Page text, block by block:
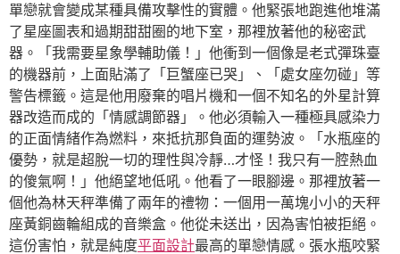
單戀就會變成某種具備攻擊性的實體。他緊張地跑進他堆滿
了星座圖表和過期甜甜圈的地下室，那裡放著他的秘密武
器。「我需要星象學輔助儀！」他衝到一個像是老式彈珠臺
的機器前，上面貼滿了「巨蟹座已哭」、「處女座勿碰」等
警告標籤。這是他用廢棄的唱片機和一個不知名的外星計算
器改造而成的「情感調節器」。他必須輸入一種極具感染力
的正面情緒作為燃料，來抵抗那負面的運勢波。「水瓶座的
優勢，就是超脫一切的理性與冷靜…才怪！我只有一腔熱血
的傻氣啊！」他絕望地低吼。他看了一眼腳邊。那裡放著一
個他為林天秤準備了兩年的禮物：一個用一萬塊小小的天秤
座黃銅齒輪組成的音樂盒。他從未送出，因為害怕被拒絕。
這份害怕，就是純度平面設計最高的單戀情感。張水瓶咬緊